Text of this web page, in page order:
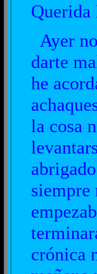
Querida
Ayer
darte
he
la cosa
siempre
crónica